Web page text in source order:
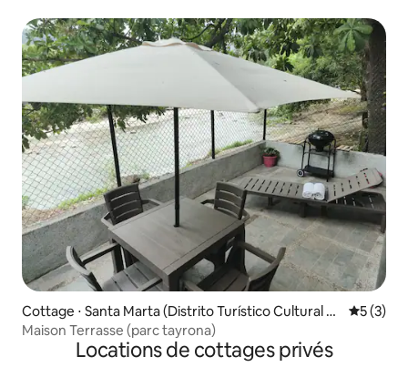
Cottage ⋅ Santa Marta (Distrito Turístico Cultural E
Histórico)
5 (3)
Maison Terrasse (parc tayrona)
Locations de cottages privés